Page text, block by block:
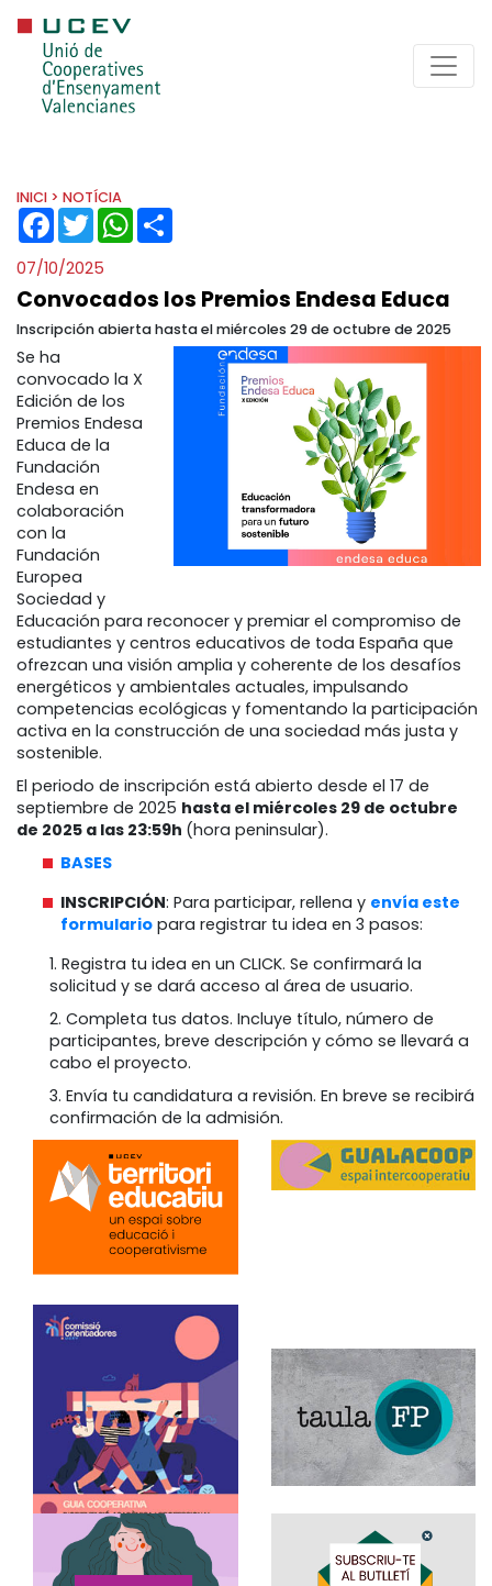
INICI > NOTÍCIA
FACEBOOK
TWITTERWHATSAPP
07/10/2025
Convocados los Premios Endesa Educa
Inscripción abierta hasta el miércoles 29 de octubre de 2025
Se ha
convocado la X
Edición de los
Premios Endesa
Educa de la
Fundación
Endesa en
colaboración
con la
Fundación
Europea
Sociedad y
Educación para reconocer y premiar el compromiso de
estudiantes y centros educativos de toda España que
ofrezcan una visión amplia y coherente de los desafíos
energéticos y ambientales actuales, impulsando
competencias ecológicas y fomentando la participación
activa en la construcción de una sociedad más justa y
sostenible.
El periodo de inscripción está abierto desde el 17 de
septiembre de 2025 hasta el miércoles 29 de octubre
de 2025 a las 23:59h (hora peninsular).
BASES
INSCRIPCIÓN: Para participar, rellena y envía este
formulario para registrar tu idea en 3 pasos:
1. Registra tu idea en un CLICK. Se confirmará la
solicitud y se dará acceso al área de usuario.
2. Completa tus datos. Incluye título, número de
participantes, breve descripción y cómo se llevará a
cabo el proyecto.
3. Envía tu candidatura a revisión. En breve se recibirá
confirmación de la admisión.